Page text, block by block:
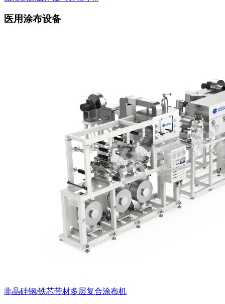
医用涂布设备
非晶硅钢/铁芯带材多层复合涂布机